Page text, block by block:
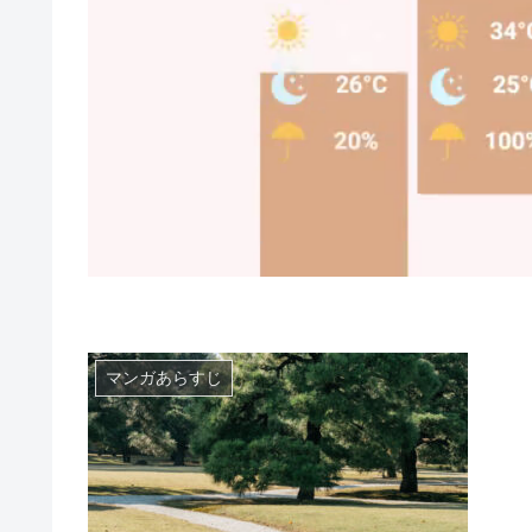
マンガあらすじ